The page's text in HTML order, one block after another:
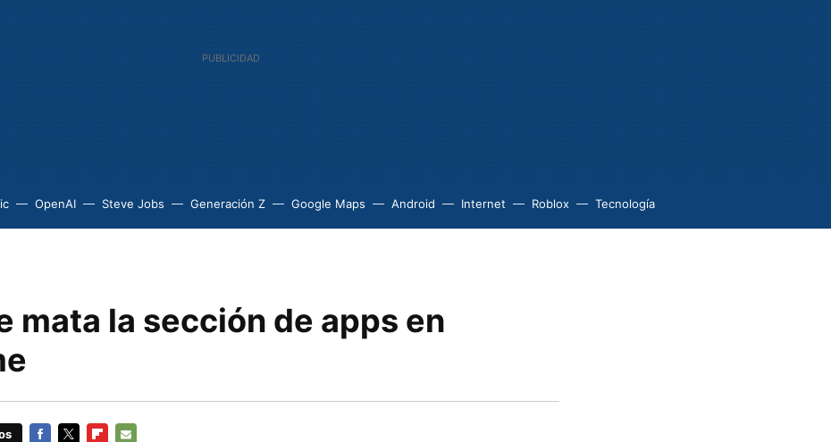
OpenAI Steve Jobs Generación Z Google Maps Android Internet Roblox Tecnología
mata la sección de apps en